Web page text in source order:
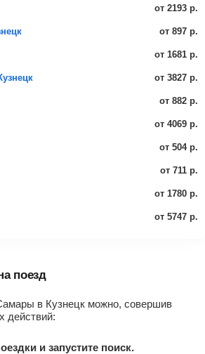
от 2193 р.
от 897 р.
от 1681 р.
от 3827 р.
от 882 р.
от 4069 р.
от 504 р.
от 711 р.
от 1780 р.
от 5747 р.
поезд
в Кузнецк можно, совершив
действий:
и запустите поиск.